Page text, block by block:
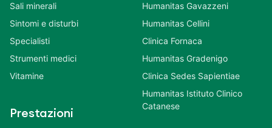
Sali minerali
Sintomi e disturbi
Specialisti
Strumenti medici
Vitamine
Prestazioni
Humanitas Gavazzeni
Humanitas Cellini
Clinica Fornaca
Humanitas Gradenigo
Clinica Sedes Sapientiae
Humanitas Istituto Clinico
Catanese